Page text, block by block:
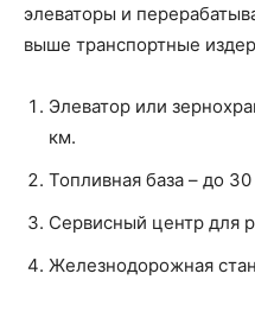
элеваторы и
выше транспортные
Элеватор или
км.
Топливная база – до
Сервисный центр для
Железнодорожная